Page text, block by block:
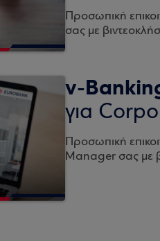
Προσωπική
σας με
v-
για
Προσωπική
Manager σας με